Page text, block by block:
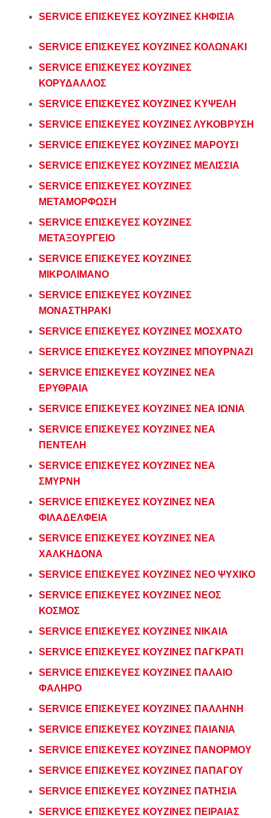
SERVICE ΕΠΙΣΚΕΥΕΣ ΚΟΥΖΙΝΕΣ ΚΗΦΙΣΙΑ
SERVICE ΕΠΙΣΚΕΥΕΣ ΚΟΥΖΙΝΕΣ ΚΟΛΩΝΑΚΙ
SERVICE ΕΠΙΣΚΕΥΕΣ ΚΟΥΖΙΝΕΣ
ΚΟΡΥΔΑΛΛΟΣ
SERVICE ΕΠΙΣΚΕΥΕΣ ΚΟΥΖΙΝΕΣ ΚΥΨΕΛΗ
SERVICE ΕΠΙΣΚΕΥΕΣ ΚΟΥΖΙΝΕΣ ΛΥΚΟΒΡΥΣΗ
SERVICE ΕΠΙΣΚΕΥΕΣ ΚΟΥΖΙΝΕΣ ΜΑΡΟΥΣΙ
SERVICE ΕΠΙΣΚΕΥΕΣ ΚΟΥΖΙΝΕΣ ΜΕΛΙΣΣΙΑ
SERVICE ΕΠΙΣΚΕΥΕΣ ΚΟΥΖΙΝΕΣ
ΜΕΤΑΜΟΡΦΩΣΗ
SERVICE ΕΠΙΣΚΕΥΕΣ ΚΟΥΖΙΝΕΣ
ΜΕΤΑΞΟΥΡΓΕΙΟ
SERVICE ΕΠΙΣΚΕΥΕΣ ΚΟΥΖΙΝΕΣ
ΜΙΚΡΟΛΙΜΑΝΟ
SERVICE ΕΠΙΣΚΕΥΕΣ ΚΟΥΖΙΝΕΣ
ΜΟΝΑΣΤΗΡΑΚΙ
SERVICE ΕΠΙΣΚΕΥΕΣ ΚΟΥΖΙΝΕΣ ΜΟΣΧΑΤΟ
SERVICE ΕΠΙΣΚΕΥΕΣ ΚΟΥΖΙΝΕΣ ΜΠΟΥΡΝΑΖΙ
SERVICE ΕΠΙΣΚΕΥΕΣ ΚΟΥΖΙΝΕΣ ΝΕΑ
ΕΡΥΘΡΑΙΑ
SERVICE ΕΠΙΣΚΕΥΕΣ ΚΟΥΖΙΝΕΣ ΝΕΑ ΙΩΝΙΑ
SERVICE ΕΠΙΣΚΕΥΕΣ ΚΟΥΖΙΝΕΣ ΝΕΑ
ΠΕΝΤΕΛΗ
SERVICE ΕΠΙΣΚΕΥΕΣ ΚΟΥΖΙΝΕΣ ΝΕΑ
ΣΜΥΡΝΗ
SERVICE ΕΠΙΣΚΕΥΕΣ ΚΟΥΖΙΝΕΣ ΝΕΑ
ΦΙΛΑΔΕΛΦΕΙΑ
SERVICE ΕΠΙΣΚΕΥΕΣ ΚΟΥΖΙΝΕΣ ΝΕΑ
ΧΑΛΚΗΔΟΝΑ
SERVICE ΕΠΙΣΚΕΥΕΣ ΚΟΥΖΙΝΕΣ ΝΕΟ ΨΥΧΙΚΟ
SERVICE ΕΠΙΣΚΕΥΕΣ ΚΟΥΖΙΝΕΣ ΝΕΟΣ
ΚΟΣΜΟΣ
SERVICE ΕΠΙΣΚΕΥΕΣ ΚΟΥΖΙΝΕΣ ΝΙΚΑΙΑ
SERVICE ΕΠΙΣΚΕΥΕΣ ΚΟΥΖΙΝΕΣ ΠΑΓΚΡΑΤΙ
SERVICE ΕΠΙΣΚΕΥΕΣ ΚΟΥΖΙΝΕΣ ΠΑΛΑΙΟ
ΦΑΛΗΡΟ
SERVICE ΕΠΙΣΚΕΥΕΣ ΚΟΥΖΙΝΕΣ ΠΑΛΛΗΝΗ
SERVICE ΕΠΙΣΚΕΥΕΣ ΚΟΥΖΙΝΕΣ ΠΑΙΑΝΙΑ
SERVICE ΕΠΙΣΚΕΥΕΣ ΚΟΥΖΙΝΕΣ ΠΑΝΟΡΜΟΥ
SERVICE ΕΠΙΣΚΕΥΕΣ ΚΟΥΖΙΝΕΣ ΠΑΠΑΓΟΥ
SERVICE ΕΠΙΣΚΕΥΕΣ ΚΟΥΖΙΝΕΣ ΠΑΤΗΣΙΑ
SERVICE ΕΠΙΣΚΕΥΕΣ ΚΟΥΖΙΝΕΣ ΠΕΙΡΑΙΑΣ